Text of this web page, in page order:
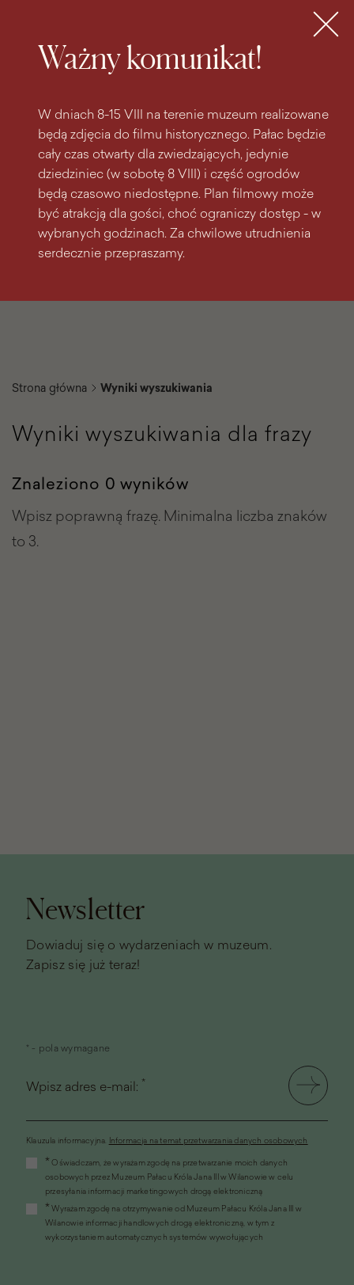
Ważny komunikat!
W dniach 8-15 VIII na terenie muzeum realizowane
będą zdjęcia do filmu historycznego. Pałac będzie
cały czas otwarty dla zwiedzających, jedynie
dziedziniec (w sobotę 8 VIII) i część ogrodów
będą czasowo niedostępne. Plan filmowy może
być atrakcją dla gości, choć ograniczy dostęp - w
wybranych godzinach. Za chwilowe utrudnienia
serdecznie przepraszamy.
MENU
Strona główna Wyniki wyszukiwania
Wyniki wyszukiwania dla frazy
Znaleziono 0 wyników
Wpisz poprawną frazę. Minimalna liczba znaków
to 3.
Stopka
Newsletter
Dowiaduj się o wydarzeniach w muzeum.
Zapisz się już teraz!
* - pola wymagane
Wpisz adres e-mail: *
Klauzula informacyjna. Informacja na temat przetwarzania danych osobowych
otworzy
nowym
oknie)
* Oświadczam, że wyrażam zgodę na przetwarzanie moich danych
osobowych przez Muzeum Pałacu Króla Jana III w Wilanowie w celu
przesyłania informacji marketingowych drogą elektroniczną
* Wyrażam zgodę na otrzymywanie od Muzeum Pałacu Króla Jana III w
Wilanowie informacji handlowych drogą elektroniczną, w tym z
wykorzystaniem automatycznych systemów wywołujących